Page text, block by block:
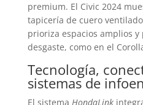
premium. El Civic 2024
tapicería de cuero
prioriza espacios amplios
desgaste, como en el
Tecnología,
sistemas de
El sistema HondaLink